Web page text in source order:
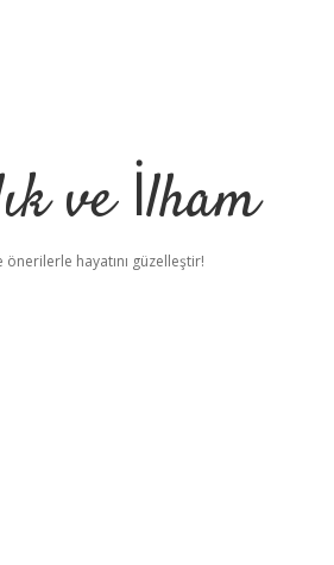
ve İlham
önerilerle hayatını güzelleştir!